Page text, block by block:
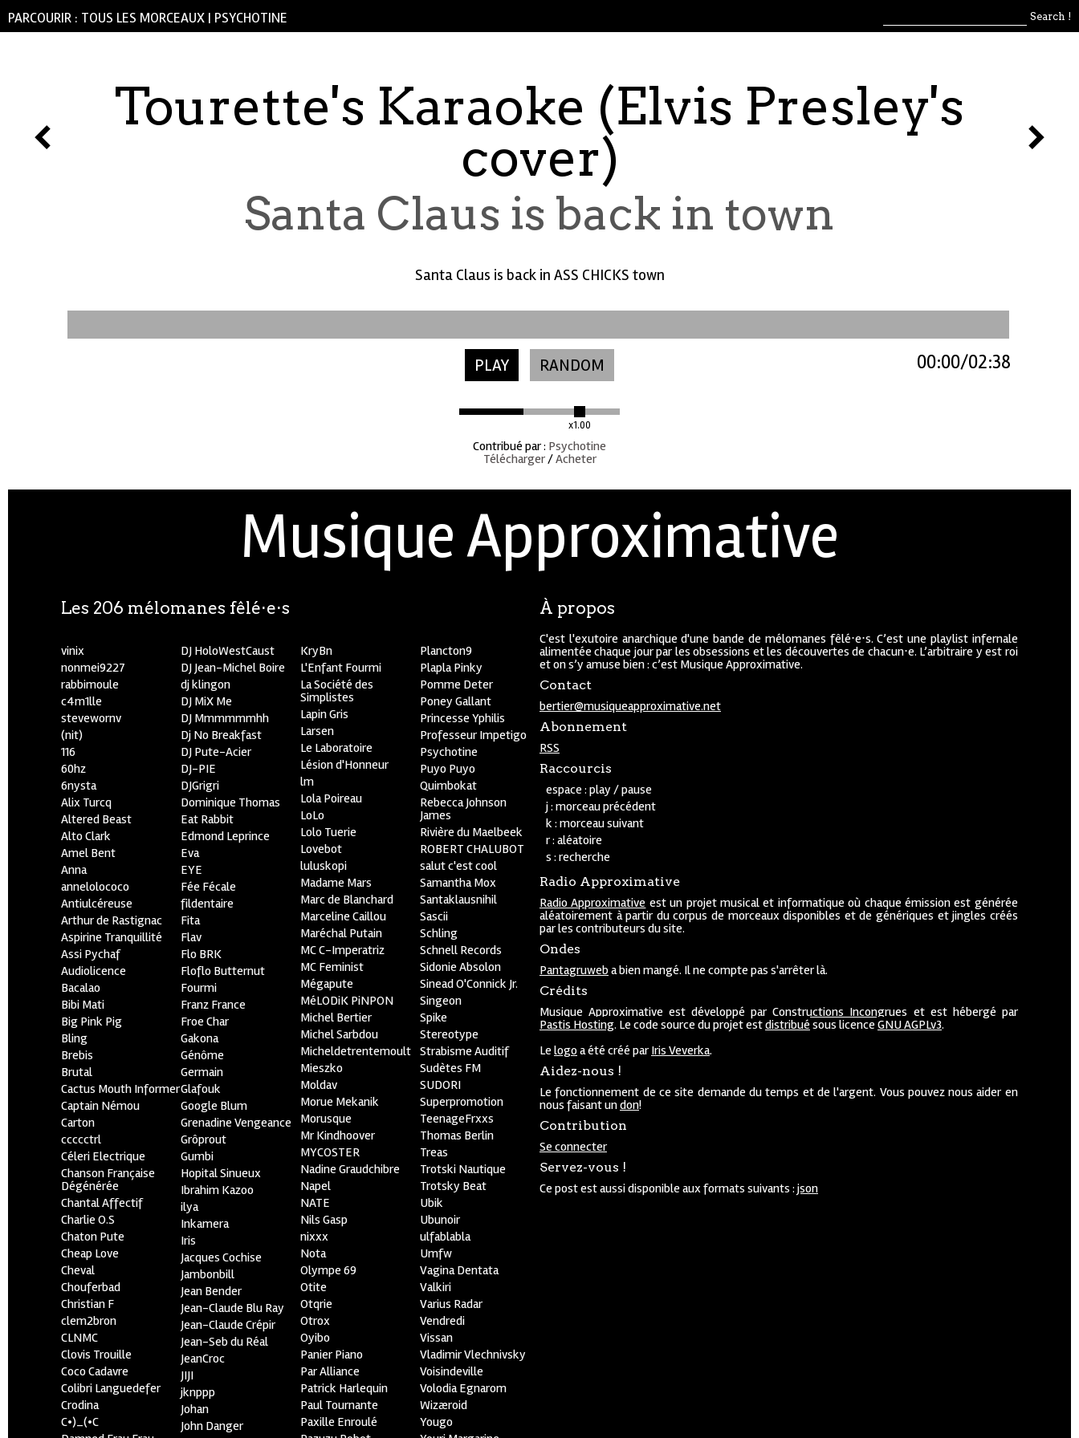
PARCOURIR : TOUS LES MORCEAUX | PSYCHOTINE
Tourette's Karaoke (Elvis Presley's
cover)
Santa Claus is back in town
Santa Claus is back in ASS CHICKS town
PLAY RANDOM
x1.00
02:38
00:00
Contribué par: Psychotine
Télécharger/Acheter
Musique Approximative
À propos
C'est l'exutoire anarchique d'une bande de mélomanes fêlé⋅e⋅s. C’est une playlist infernale
alimentée chaque jour par les obsessions et les découvertes de chacun⋅e. L’arbitraire y est roi
et on s’y amuse bien : c’est Musique Approximative.
Contact
bertier@musiqueapproximative.net
Abonnement
RSS
Raccourcis
espace : play / pause
j : morceau précédent
k : morceau suivant
r : aléatoire
s : recherche
Radio Approximative
Radio Approximative est un projet musical et informatique où chaque émission est générée
aléatoirement à partir du corpus de morceaux disponibles et de génériques et jingles créés
par les contributeurs du site.
Ondes
Pantagruweba bien mangé. Il ne compte pas s'arrêter là.
Crédits
Musique Approximative est développé parConstructions Incongrues et est hébergé par
Pastis Hosting. Le code source du projet estdistribué sous licence GNU AGPLv3.
Le logoa été créé par Iris Veverka.
Aidez-nous !
Le fonctionnement de ce site demande du temps et de l'argent. Vous pouvez nous aider en
nous faisant undon!
Contribution
Se connecter
Servez-vous !
Ce post est aussi disponible aux formats suivants : json
Les 206 mélomanes fêlé⋅e⋅s
vinix
nonmei9227
rabbimoule
c4m1lle
stevewornv
(nit)
116
60hz
6nysta
Alix Turcq
Altered Beast
Alto Clark
Amel Bent
Anna
annelolococo
Antiulcéreuse
Arthur de Rastignac
Aspirine Tranquillité
Assi Pychaf
Audiolicence
Bacalao
Bibi Mati
Big Pink Pig
Bling
Brebis
Brutal
Cactus Mouth Informer
Captain Némou
Carton
ccccctrl
Céleri Electrique
Chanson Française
Dégénérée
Chantal Affectif
Charlie O.S
Chaton Pute
Cheap Love
Cheval
Chouferbad
Christian F
clem2bron
CLNMC
Clovis Trouille
Coco Cadavre
Colibri Languedefer
Crodina
C•)_(•C
DJ HoloWestCaust
DJ Jean-Michel Boire
dj klingon
DJ MiX Me
DJ Mmmmmmhh
Dj No Breakfast
DJ Pute-Acier
DJ-PIE
DJGrigri
Dominique Thomas
Eat Rabbit
Edmond Leprince
Eva
EYE
Fée Fécale
fildentaire
Fita
Flav
Flo BRK
Floflo Butternut
Fourmi
Franz France
Froe Char
Gakona
Génôme
Germain
Glafouk
Google Blum
Grenadine Vengeance
Grôprout
Gumbi
Hopital Sinueux
Ibrahim Kazoo
ilya
Inkamera
Iris
Jacques Cochise
Jambonbill
Jean Bender
Jean-Claude Blu Ray
Jean-Claude Crépir
Jean-Seb du Réal
JeanCroc
JIJI
jknppp
Johan
John Danger
KryBn
L'Enfant Fourmi
La Société des
Simplistes
Lapin Gris
Larsen
Le Laboratoire
Lésion d'Honneur
lm
Lola Poireau
LoLo
Lolo Tuerie
Lovebot
luluskopi
Madame Mars
Marc de Blanchard
Marceline Caillou
Maréchal Putain
MC C-Imperatriz
MC Feminist
Mégapute
MéLODiK PiNPON
Michel Bertier
Michel Sarbdou
Micheldetrentemoult
Mieszko
Moldav
Morue Mekanik
Morusque
Mr Kindhoover
MYCOSTER
Nadine Graudchibre
Napel
NATE
Nils Gasp
nixxx
Nota
Olympe 69
Otite
Otqrie
Otrox
Oyibo
Panier Piano
Par Alliance
Patrick Harlequin
Paul Tournante
Paxille Enroulé
Plancton9
Plapla Pinky
Pomme Deter
Poney Gallant
Princesse Yphilis
Professeur Impetigo
Psychotine
Puyo Puyo
Quimbokat
Rebecca Johnson
James
Rivière du Maelbeek
ROBERT CHALUBOT
salut c'est cool
Samantha Mox
Santaklausnihil
Sascii
Schling
Schnell Records
Sidonie Absolon
Sinead O'Connick Jr.
Singeon
Spike
Stereotype
Strabisme Auditif
Sudètes FM
SUDORI
Superpromotion
TeenageFrxxs
Thomas Berlin
Treas
Trotski Nautique
Trotsky Beat
Ubik
Ubunoir
ulfablabla
Umfw
Vagina Dentata
Valkiri
Varius Radar
Vendredi
Vissan
Vladimir Vlechnivsky
Voisindeville
Volodia Egnarom
Wizæroid
Yougo